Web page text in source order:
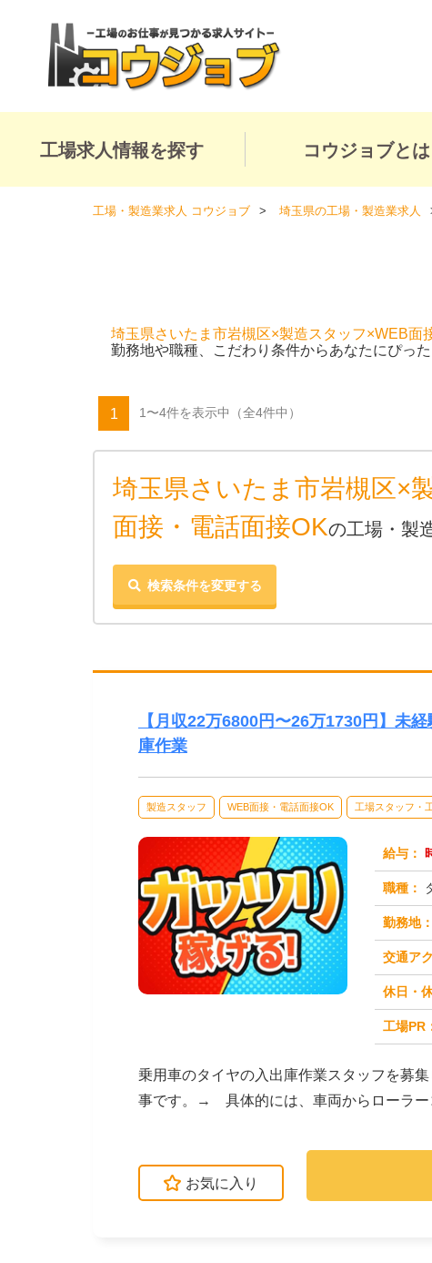
工場求人情報を探す コウジョブとは
工場・製造業求人 コウジョブ 埼玉県の工場・製造業求人
埼玉県さいたま市岩槻区×製造スタッフ×WEB面
勤務地や職種、こだわり条件からあなたにぴっ
1 1〜4件を表示中 （全4件中）
埼玉県さいたま市岩槻区×
面接・電話面接OKの工場・製
検索条件を変更する
【月収22万6800円〜26万1730円】未
庫作業
製造スタッフ WEB面接・電話面接OK 工場スタッフ・
給与：
職種：
勤務地：
交通ア
休日・
工場PR
乗用車のタイヤの入出庫作業スタッフを募
事です。→ 具体的には、車両からローラー
お気に入り